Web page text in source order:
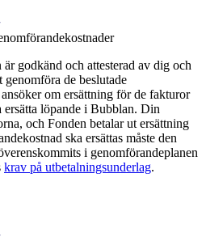
godkänd och attesterad av dig och
genomföra de beslutade
om ersättning för de fakturor
löpande i Bubblan. Din
och Fonden betalar ut ersättning
ska ersättas måste den
i genomförandeplanen
krav på utbetalningsunderlag.